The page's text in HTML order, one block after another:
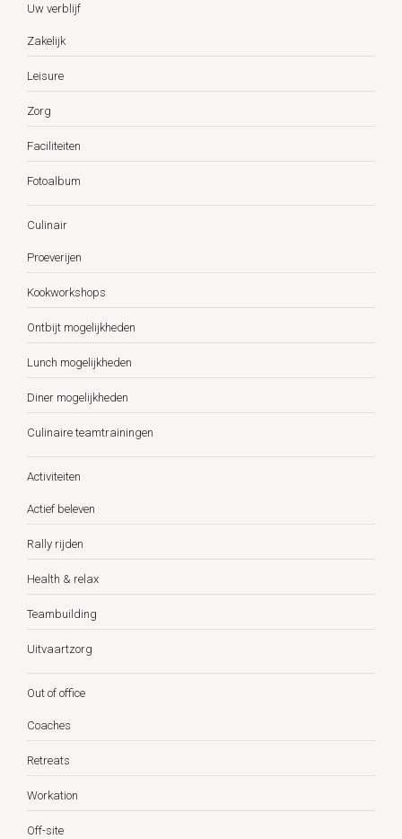
Uw verblijf
Zakelijk
Leisure
Zorg
Faciliteiten
Fotoalbum
Culinair
Proeverijen
Kookworkshops
Ontbijt mogelijkheden
Lunch mogelijkheden
Diner mogelijkheden
Culinaire teamtrainingen
Activiteiten
Actief beleven
Rally rijden
Health & relax
Teambuilding
Uitvaartzorg
Out of office
Coaches
Retreats
Workation
Off-site